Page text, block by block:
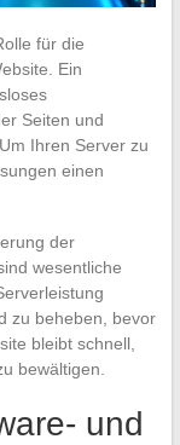
für die
Ein
Seiten und
Ihren Server zu
einen
der
wesentliche
zu beheben, bevor
bleibt schnell,
bewältigen.
und